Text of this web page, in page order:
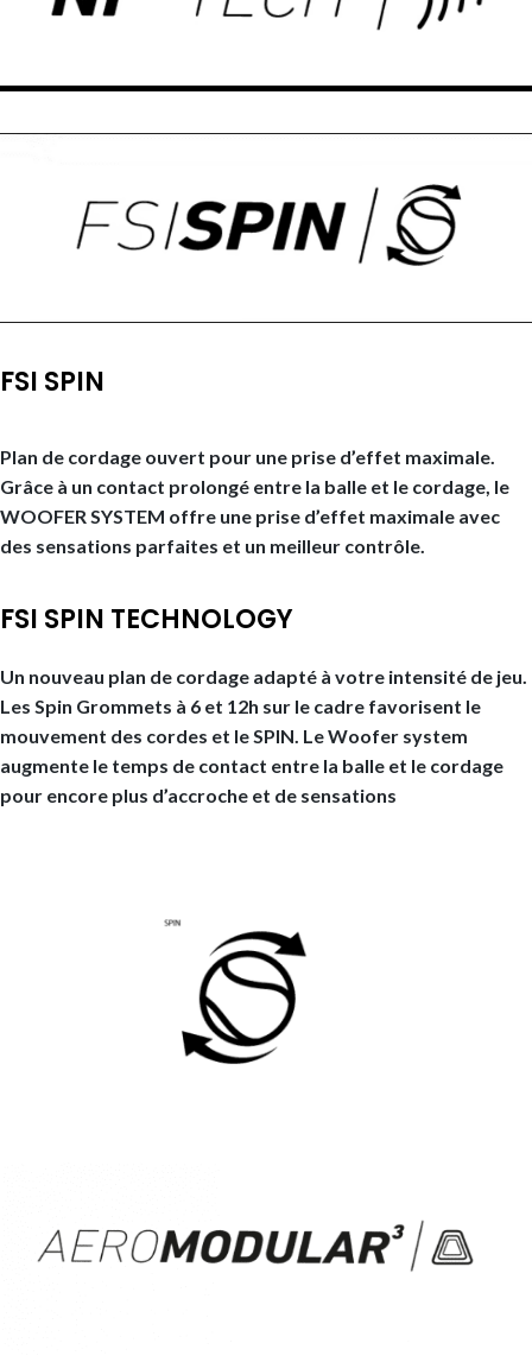
FSI SPIN
Plan de cordage ouvert pour une prise d’effet maximale.
Grâce à un contact prolongé entre la balle et le cordage, le
WOOFER SYSTEM offre une prise d’effet maximale avec
des sensations parfaites et un meilleur contrôle.
FSI SPIN TECHNOLOGY
Un nouveau plan de cordage adapté à votre intensité de jeu.
Les Spin Grommets à 6 et 12h sur le cadre favorisent le
mouvement des cordes et le SPIN. Le Woofer system
augmente le temps de contact entre la balle et le cordage
pour encore plus d’accroche et de sensations